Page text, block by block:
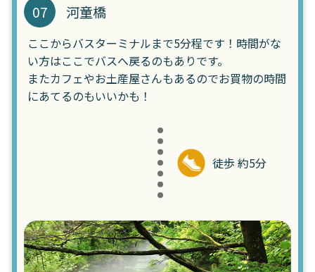
07 河童橋
ここからバスターミナルまで5分程です！時間がな
い方はここでバスへ戻るのもありです。
またカフェやお土産屋さんもあるのでお買物の時間
にあてるのもいいかも！
徒歩 約5分